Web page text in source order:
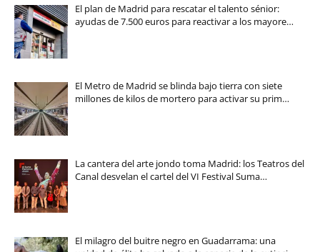
El plan de Madrid para rescatar el talento sénior:
ayudas de 7.500 euros para reactivar a los mayore…
El Metro de Madrid se blinda bajo tierra con siete
millones de kilos de mortero para activar su prim…
La cantera del arte jondo toma Madrid: los Teatros del
Canal desvelan el cartel del VI Festival Suma…
El milagro del buitre negro en Guadarrama: una